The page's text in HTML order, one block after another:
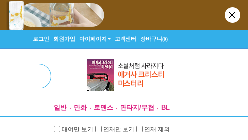
로그인 회원가입 마이페이지 고객센터 장바구니(0)
일반 만화 로맨스 판타지/무협 BL
대여만 보기 연재만 보기 연재 제외